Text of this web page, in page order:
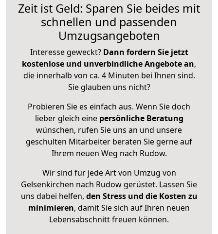
Zeit ist Geld: Sparen Sie beides mit
schnellen und passenden
Umzugsangeboten
Interesse geweckt? Dann fordern Sie jetzt
kostenlose und unverbindliche Angebote an,
die innerhalb von ca. 4 Minuten bei Ihnen sind.
Sie glauben uns nicht?
Probieren Sie es einfach aus. Wenn Sie doch
lieber gleich eine persönliche Beratung
wünschen, rufen Sie uns an und unsere
geschulten Mitarbeiter beraten Sie gerne auf
Ihrem neuen Weg nach Rudow.
Wir sind für jede Art von Umzug von
Gelsenkirchen nach Rudow gerüstet. Lassen Sie
uns dabei helfen, den Stress und die Kosten zu
minimieren, damit Sie sich auf Ihren neuen
Lebensabschnitt freuen können.